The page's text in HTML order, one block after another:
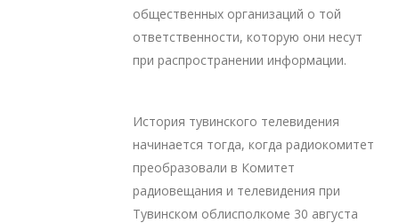
общественных организаций о той
ответственности, которую они несут
при распространении информации.
История тувинского телевидения
начинается тогда, когда радиокомитет
преобразовали в Комитет
радиовещания и телевидения при
Тувинском облисполкоме 30 августа